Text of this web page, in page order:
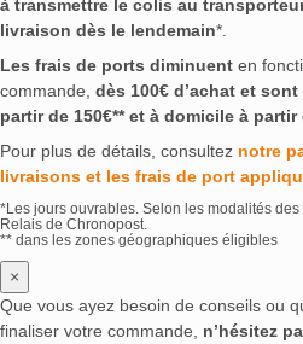
à transmettre le colis au
livraison dès le lendemain*.
Les frais de ports diminuent en
commande, dès 100€ d’achat et
partir de 150€** et à domicile à partir
Pour plus de détails, consultez notre
livraisons et les frais de port
*Les jours ouvrables. Selon les modalités
Relais de Chronopost.
** dans les zones géographiques éligibles
×
Que vous ayez besoin de conseils ou
finaliser votre commande, n’hésitez